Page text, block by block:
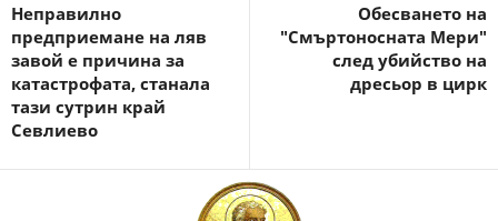
Неправилно
предприемане на ляв
завой е причина за
катастрофата, станала
тази сутрин край
Севлиево
Обесването на
"Смъртоносната Мери"
след убийство на
дресьор в цирк